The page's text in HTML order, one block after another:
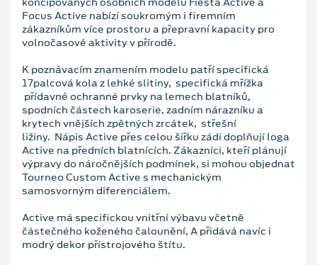
Focus Active nabízí soukromým i firemním
zákazníkům více prostoru a přepravní kapacity pro
volnočasové aktivity v přírodě.
K poznávacím znamením modelu patří specifická
17palcová kola z lehké slitiny, specifická mřížka
přídavné ochranné prvky na lemech blatníků,
spodních částech karoserie, zadním nárazníku a
krytech vnějších zpětných zrcátek, střešní
ližiny. Nápis Active přes celou šířku zádi doplňují loga
Active na předních blatnících. Zákazníci, kteří plánují
výpravy do náročnějších podmínek, si mohou objednat
Tourneo Custom Active s mechanickým
samosvorným diferenciálem.
Active má specifickou vnitřní výbavu včetně
částečného koženého čalounění, A přidává navíc i
modrý dekor přístrojového štítu.